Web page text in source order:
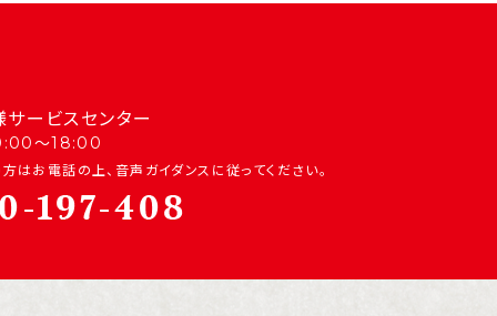
ービスセンター
〜18:00
お電話の上、音声ガイダンスに従ってください。